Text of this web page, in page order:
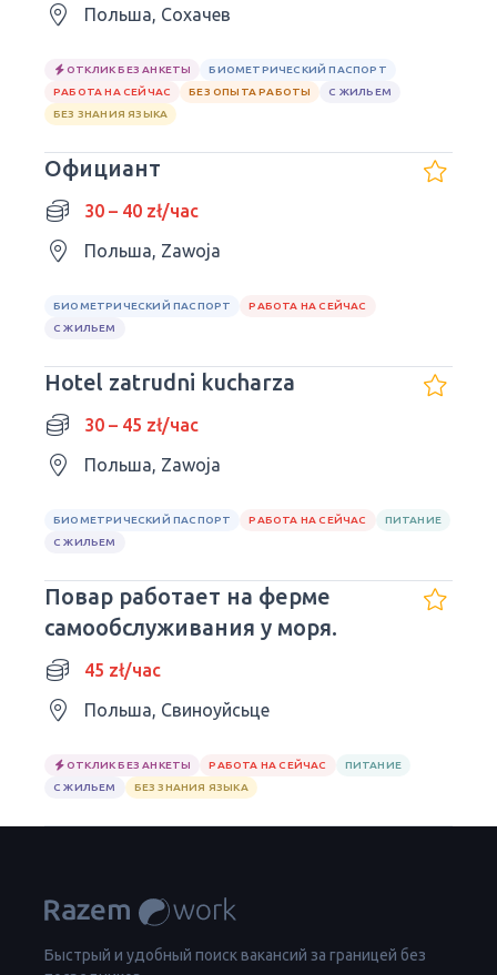
Польша, Сохачев
ОТКЛИК БЕЗ АНКЕТЫ
БИОМЕТРИЧЕСКИЙ ПАСПОРТ
РАБОТА НА СЕЙЧАС
БЕЗ ОПЫТА РАБОТЫ
С ЖИЛЬЕМ
БЕЗ ЗНАНИЯ ЯЗЫКА
Официант
30 – 40 zł/час
Польша, Zawoja
БИОМЕТРИЧЕСКИЙ ПАСПОРТ
РАБОТА НА СЕЙЧАС
С ЖИЛЬЕМ
Hotel zatrudni kucharza
30 – 45 zł/час
Польша, Zawoja
БИОМЕТРИЧЕСКИЙ ПАСПОРТ РАБОТА НА СЕЙЧАС
ПИТАНИЕ
С ЖИЛЬЕМ
Повар работает на ферме
самообслуживания у моря.
45 zł/час
Польша, Свиноуйсьце
ОТКЛИК БЕЗ АНКЕТЫ РАБОТА НА СЕЙЧАС
ПИТАНИЕ
С ЖИЛЬЕМ
БЕЗ ЗНАНИЯ ЯЗЫКА
Быстрый и удобный поиск вакансий за границей без